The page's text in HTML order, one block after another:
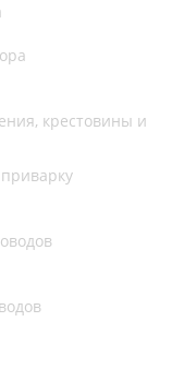
крестовины и